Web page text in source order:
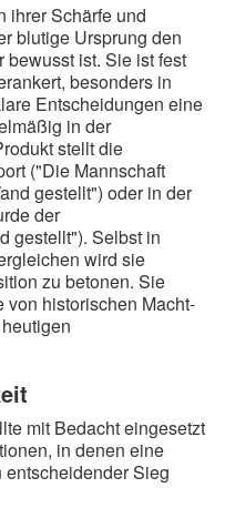
ihrer Schärfe und
blutige Ursprung den
bewusst ist. Sie ist fest
besonders in
Entscheidungen eine
in der
stellt die
("Die Mannschaft
gestellt") oder in der
der
gestellt"). Selbst in
wird sie
zu betonen. Sie
von historischen Macht-
mit Bedacht eingesetzt
in denen eine
Sieg